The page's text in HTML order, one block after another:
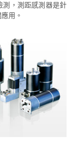
測，測距感測器是針
用。